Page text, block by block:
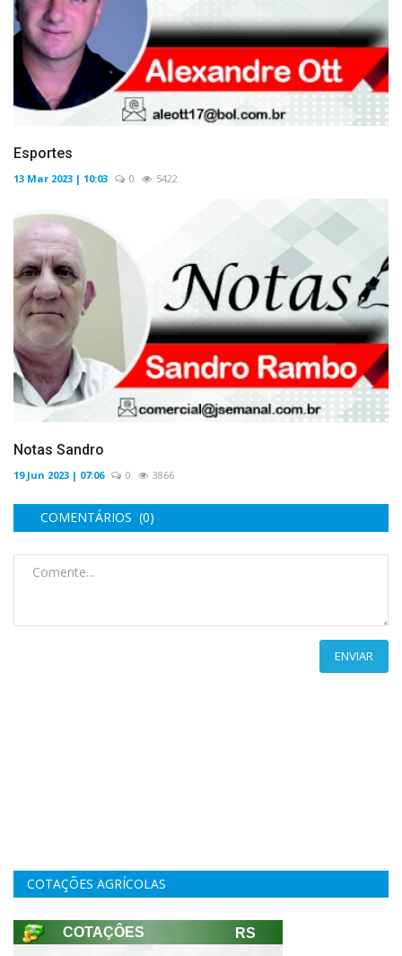
Esportes
13 Mar 2023 | 10:03 0 5422
Notas Sandro
19 Jun 2023 | 07:06 0 3866
COMENTÁRIOS (0)
ENVIAR
COTAÇÕES AGRÍCOLAS